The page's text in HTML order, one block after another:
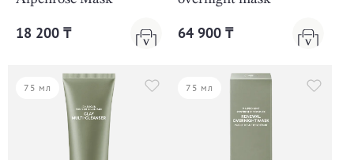
18 200 ₸ 64 900 ₸
75 мл 75 мл